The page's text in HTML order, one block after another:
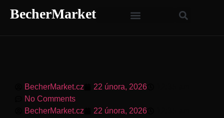
BecherMarket
BecherMarket.cz 22 února, 2026
No Comments
BecherMarket.cz
22 února, 2026